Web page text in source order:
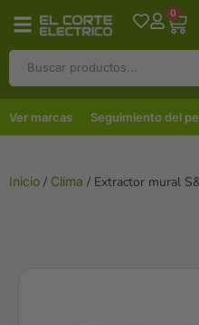
0
Ver marcas Seguimiento del
Inicio / Clima / Extractor mural